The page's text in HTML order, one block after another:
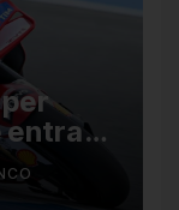
entra
del